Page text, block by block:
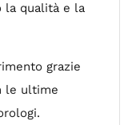
la qualità e la
grazie
le ultime